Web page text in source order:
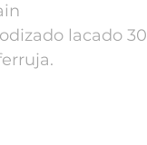
lacado